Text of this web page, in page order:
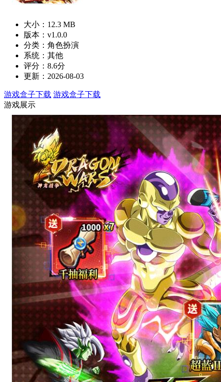
大小：12.3 MB
版本：v1.0.0
分类：角色扮演
系统：其他
评分：8.6分
更新：2026-08-03
游戏盒子下载 游戏盒子下载
游戏展示